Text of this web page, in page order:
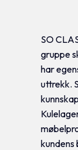
SO
gruppe
har
uttrekk.
kundens